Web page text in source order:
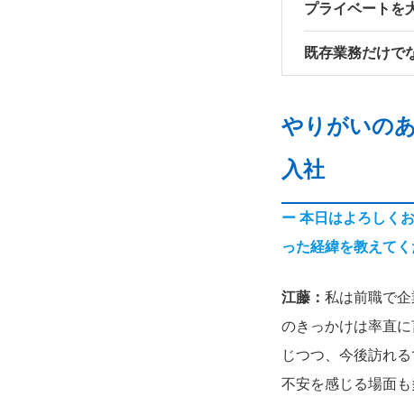
プライベートを
既存業務だけで
やりがいの
入社
ー 本日はよろしく
った経緯を教えてく
江藤： 私は前職で
のきっかけは率直
じつつ、今後訪れ
不安を感じる場面も